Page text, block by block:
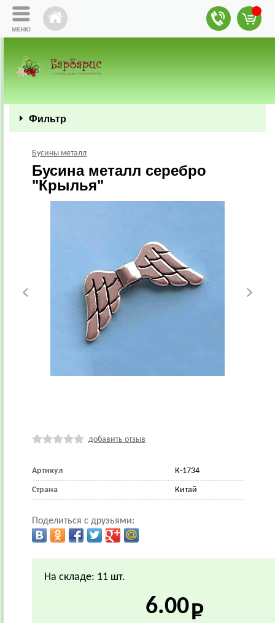
Фильтр
Бусины металл
Бусина металл серебро
"Крылья"
добавить отзыв
Артикул К-1734
Страна Китай
Поделиться с друзьями:
На складе: 11 шт.
6.00